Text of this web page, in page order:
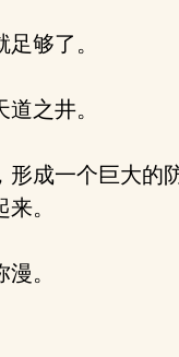
够了。
之井。
成一个巨大的
。
。